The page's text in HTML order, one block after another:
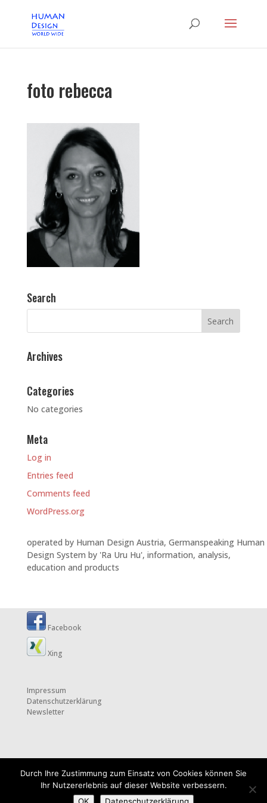
foto rebecca
Search
Archives
Categories
No categories
Meta
Log in
Entries feed
Comments feed
WordPress.org
operated by Human Design Austria, Germanspeaking Human
Design System by 'Ra Uru Hu', information, analysis,
education and products
Facebook
Xing
Impressum
Datenschutzerklärung
Newsletter
Durch Ihre Zustimmung zum Einsatz von Cookies können Sie
Ihr Nutzererlebnis auf dieser Website verbessern.